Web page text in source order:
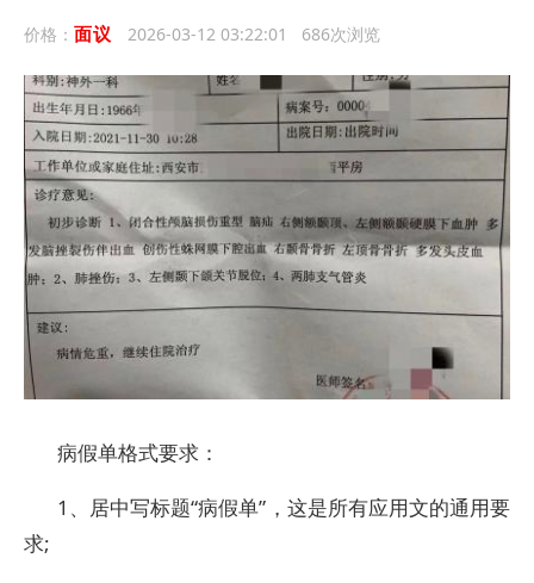
价格： 面议 2026-03-12 03:22:01 686次浏览
病假单格式要求：
1、居中写标题“病假单”，这是所有应用文的通用要
求;